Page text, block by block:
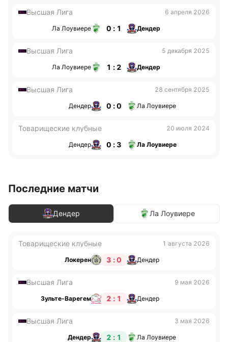
Высшая Лига 6 апреля 2026
Ла Лоувиере 0 : 1 Дендер
Высшая Лига 5 декабря 2025
Ла Лоувиере 1 : 2 Дендер
Высшая Лига 28 сентября 2025
Дендер 0 : 0 Ла Лоувиере
Товарищеские клубные 20 июля 2024
Дендер 0 : 3 Ла Лоувиере
Последние матчи
Дендер Ла Лоувиере
Товарищеские клубные 1 августа 2026
Локерен 3 : 0 Дендер
Высшая Лига 9 мая 2026
Зульте-Варегем 2 : 1 Дендер
Высшая Лига 3 мая 2026
Дендер 2 : 1 Ла Лоувиере